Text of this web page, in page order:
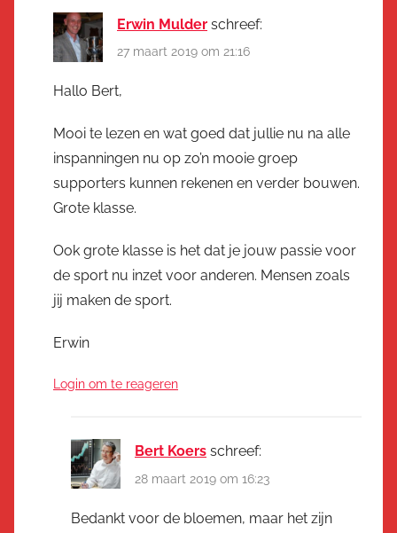
Erwin Mulder schreef:
27 maart 2019 om 21:16
Hallo Bert,
Mooi te lezen en wat goed dat jullie nu na alle
inspanningen nu op zo’n mooie groep
supporters kunnen rekenen en verder bouwen.
Grote klasse.
Ook grote klasse is het dat je jouw passie voor
de sport nu inzet voor anderen. Mensen zoals
jij maken de sport.
Erwin
Login om te reageren
Bert Koers schreef:
28 maart 2019 om 16:23
Bedankt voor de bloemen, maar het zijn